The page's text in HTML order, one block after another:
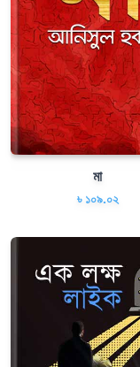
মা
৳ ১০৯.০২